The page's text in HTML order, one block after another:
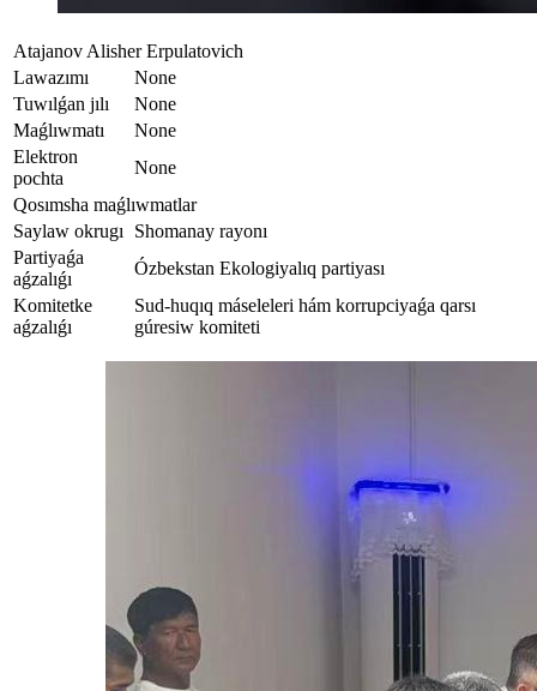
Atajanov Alisher Erpulatovich
Lawazımı
None
Tuwılǵan jılı
None
Maǵlıwmatı
None
Elektron
pochta
None
Qosımsha maǵlıwmatlar
Saylaw okrugı
Shomanay rayonı
Partiyaǵa
aǵzalıǵı
Ózbekstan Ekologiyalıq partiyası
Komitetke
aǵzalıǵı
Sud-huqıq máseleleri hám korrupciyaǵa qarsı
gúresiw komiteti